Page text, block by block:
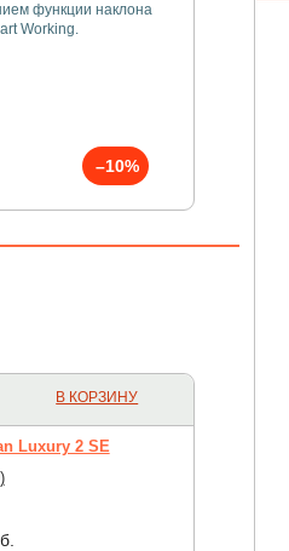
функции наклона
Working.
–10%
В КОРЗИНУ
Luxury 2 SE